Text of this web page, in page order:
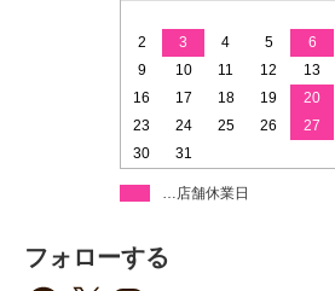
2
3 4 5 6
9
10 11 12 13
16
17 18 19 20
23
24 25 26 27
30
31
…店舗休業日
フォローする